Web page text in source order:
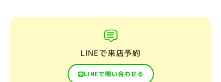
LINEで来店予約
LINEで問い合わせる